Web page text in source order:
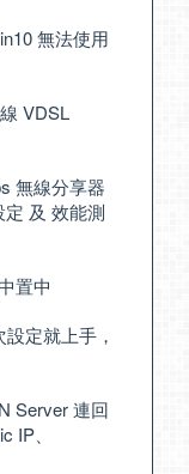
無法使用
VDSL
無線分享器
及 效能測
置中
定就上手，
Server 連回
IP、